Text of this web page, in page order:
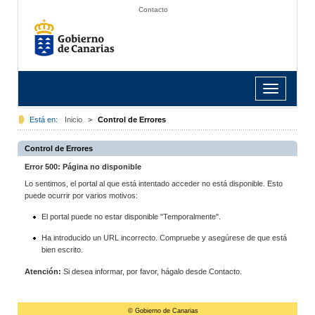
Contacto
Toggle
navigation
Está en: Inicio > Control de Errores
Control de Errores
Error 500: Página no disponible
Lo sentimos, el portal al que está intentado acceder no está disponible. Esto
puede ocurrir por varios motivos:
El portal puede no estar disponible "Temporalmente".
Ha introducido un URL incorrecto. Compruebe y asegúrese de que está
bien escrito.
Atención: Si desea informar, por favor, hágalo desde Contacto.
© Gobierno de Canarias